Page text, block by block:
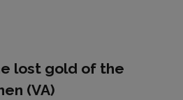
lost gold of the
(VA)